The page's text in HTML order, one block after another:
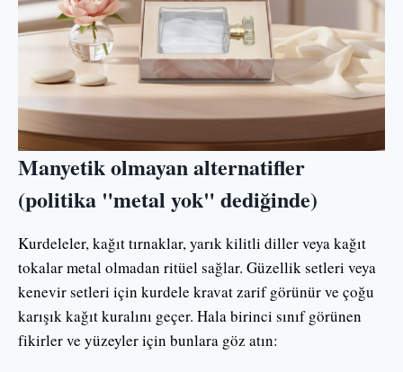
Manyetik olmayan alternatifler
(politika "metal yok" dediğinde)
Kurdeleler, kağıt tırnaklar, yarık kilitli diller veya kağıt
tokalar metal olmadan ritüel sağlar. Güzellik setleri veya
kenevir setleri için kurdele kravat zarif görünür ve çoğu
karışık kağıt kuralını geçer. Hala birinci sınıf görünen
fikirler ve yüzeyler için bunlara göz atın: